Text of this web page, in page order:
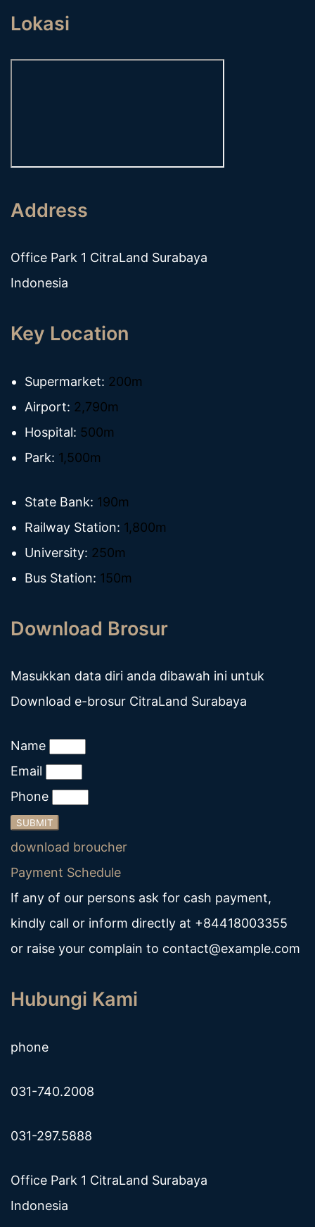
Lokasi
Address
Office Park 1 CitraLand Surabaya
Indonesia
Key Location
Supermarket: 200m
Airport: 2,790m
Hospital: 500m
Park: 1,500m
State Bank: 190m
Railway Station: 1,800m
University: 250m
Bus Station: 150m
Download Brosur
Masukkan data diri anda dibawah ini untuk
Download e-brosur CitraLand Surabaya
Name
Email
Phone
SUBMIT
download broucher
Payment Schedule
If any of our persons ask for cash payment,
kindly call or inform directly at +84418003355
or raise your complain to contact@example.com
Hubungi Kami
phone
031-740.2008
031-297.5888
Office Park 1 CitraLand Surabaya
Indonesia